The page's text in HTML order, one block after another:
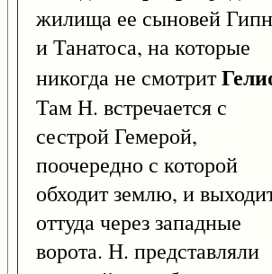
жилища ее сыновей
и Танатоса, на которые
никогда не смотрит
Там Н. встречается с
сестрой Гемерой,
поочередно с которой
обходит землю, и
оттуда через западные
ворота. Н. представляли